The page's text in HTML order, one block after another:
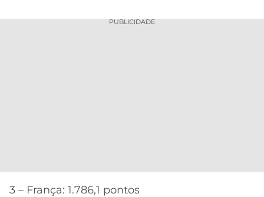
PUBLICIDADE
3 – França: 1.786,1 pontos